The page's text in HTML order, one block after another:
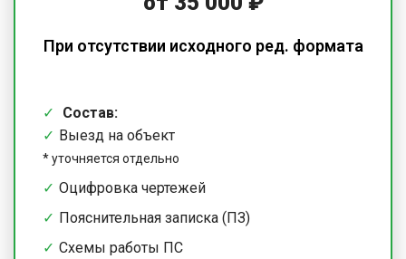
При отсутствии исходного ред. формата
Состав:
Выезд на объект
*уточняется отдельно
Оцифровка чертежей
Пояснительная записка (ПЗ)
Схемы работы ПС